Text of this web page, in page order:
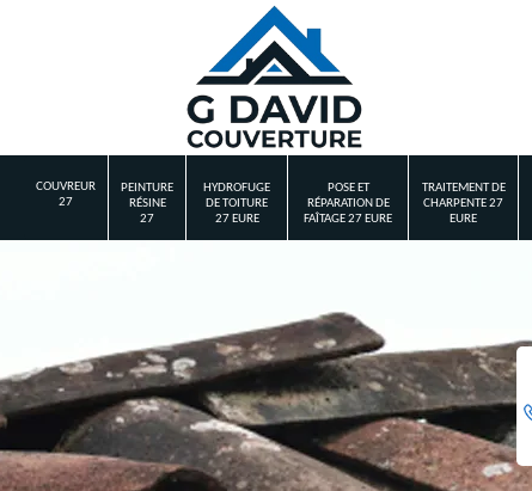
COUVREUR
27
PEINTURE
RÉSINE
27
HYDROFUGE
DE TOITURE
27 EURE
POSE ET
RÉPARATION DE
FAÎTAGE 27 EURE
TRAITEMENT DE
CHARPENTE 27
EURE